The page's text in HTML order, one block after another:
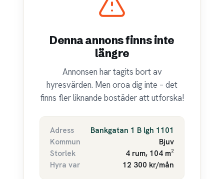
Denna annons finns inte
längre
Annonsen har tagits bort av
hyresvärden. Men oroa dig inte – det
finns fler liknande bostäder att utforska!
Adress
Bankgatan 1 B lgh 1101
Kommun
Bjuv
Storlek
4 rum, 104 m²
Hyra var
12 300 kr/mån